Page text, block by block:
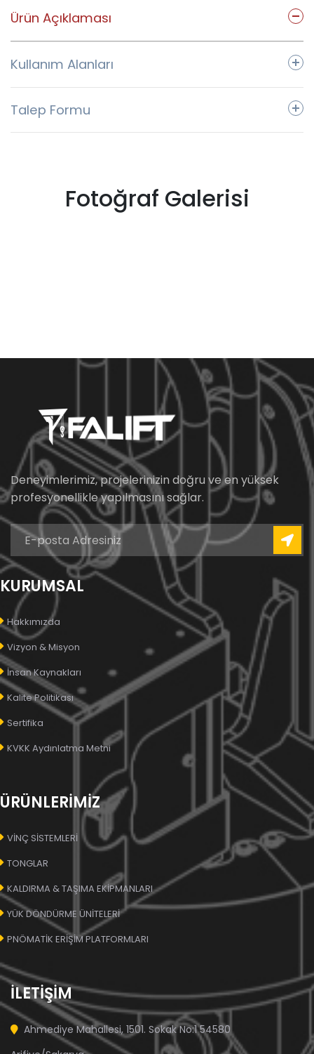
Ürün Açıklaması
Kullanım Alanları
Talep Formu
Fotoğraf Galerisi
Deneyimlerimiz, projelerinizin doğru ve en yüksek
profesyonellikle yapılmasını sağlar.
KURUMSAL
Hakkımızda
Vizyon & Misyon
İnsan Kaynakları
Kalite Politikası
Sertifika
KVKK Aydınlatma Metni
ÜRÜNLERİMİZ
VİNÇ SİSTEMLERİ
TONGLAR
KALDIRMA & TAŞIMA EKİPMANLARI
YÜK DÖNDÜRME ÜNİTELERİ
PNÖMATİK ERİŞİM PLATFORMLARI
İLETİŞİM
Ahmediye Mahallesi, 1501. Sokak No:1 54580